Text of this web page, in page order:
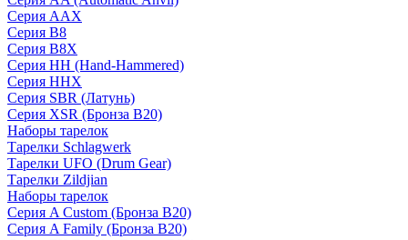
Серия AAX
Серия B8
Серия B8X
Серия HH (Hand-Hammered)
Серия HHX
Серия SBR (Латунь)
Серия XSR (Бронза B20)
Наборы тарелок
Тарелки Schlagwerk
Тарелки UFO (Drum Gear)
Тарелки Zildjian
Наборы тарелок
Серия A Custom (Бронза B20)
Серия A Family (Бронза B20)